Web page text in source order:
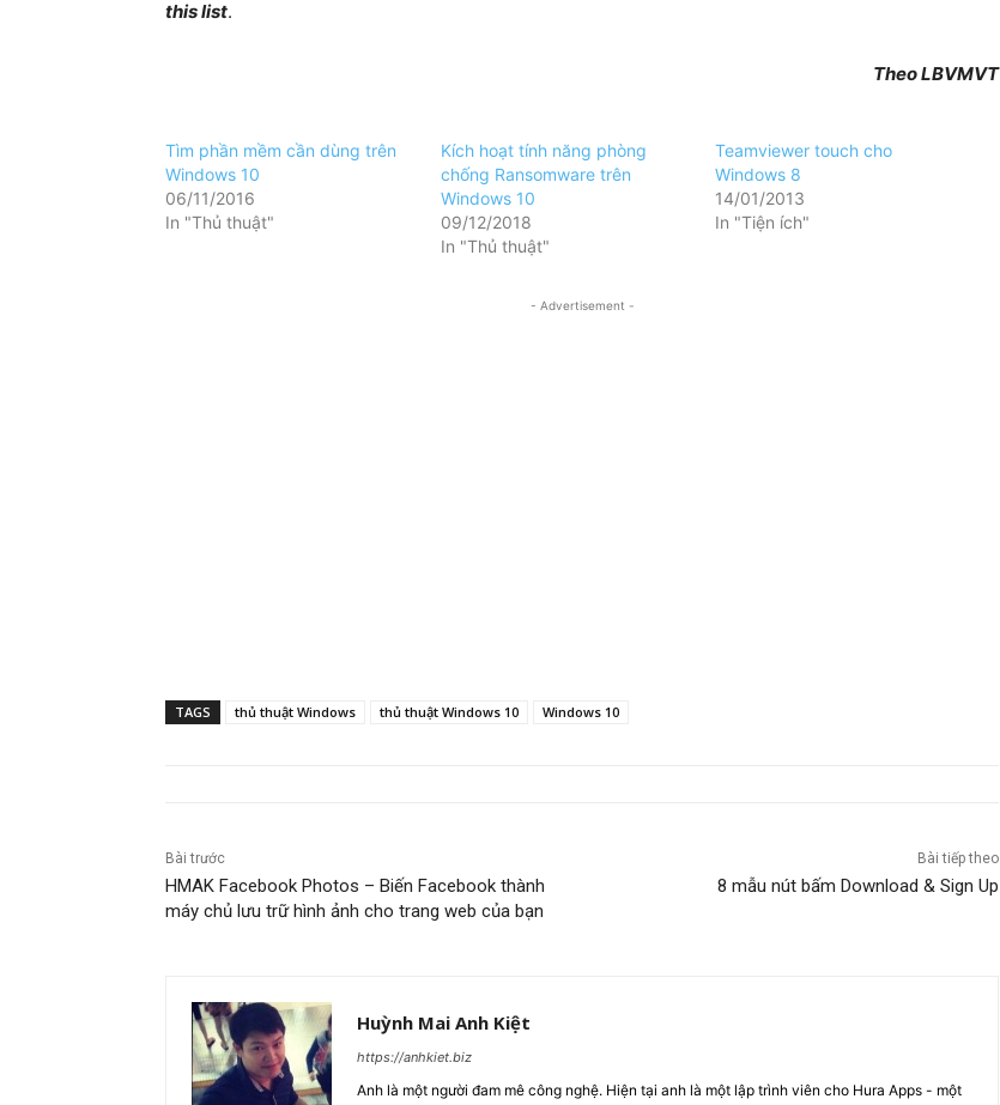
this list.
Theo LBVMVT
Tìm phần mềm cần dùng trên
Windows 10
06/11/2016
In "Thủ thuật"
Kích hoạt tính năng phòng
chống Ransomware trên
Windows 10
09/12/2018
In "Thủ thuật"
Teamviewer touch cho
Windows 8
14/01/2013
In "Tiện ích"
- Advertisement -
TAGS thủ thuật Windows thủ thuật Windows 10 Windows 10
Bài trước
HMAK Facebook Photos – Biến Facebook thành
máy chủ lưu trữ hình ảnh cho trang web của bạn
Bài tiếp theo
8 mẫu nút bấm Download & Sign Up
Huỳnh Mai Anh Kiệt
https://anhkiet.biz
Anh là một người đam mê công nghệ. Hiện tại anh là một lập trình viên cho Hura Apps - một